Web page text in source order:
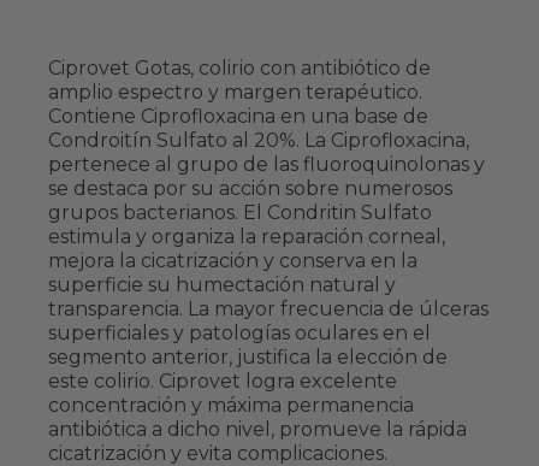
Ciprovet Gotas, colirio con antibiótico de
amplio espectro y margen terapéutico.
Contiene Ciprofloxacina en una base de
Condroitín Sulfato al 20%. La Ciprofloxacina,
pertenece al grupo de las fluoroquinolonas y
se destaca por su acción sobre numerosos
grupos bacterianos. El Condritin Sulfato
estimula y organiza la reparación corneal,
mejora la cicatrización y conserva en la
superficie su humectación natural y
transparencia. La mayor frecuencia de úlceras
superficiales y patologías oculares en el
segmento anterior, justifica la elección de
este colirio. Ciprovet logra excelente
concentración y máxima permanencia
antibiótica a dicho nivel, promueve la rápida
cicatrización y evita complicaciones.